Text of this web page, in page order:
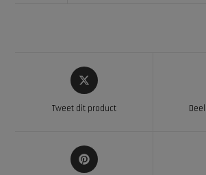
Tweet dit product